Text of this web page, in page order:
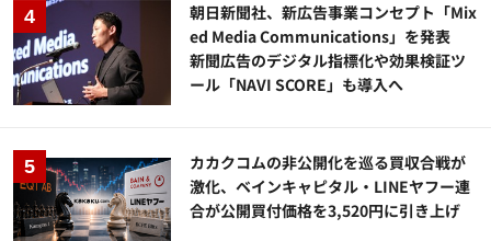
朝日新聞社、新広告事業コンセプト「Mix
ed Media Communications」を発表
新聞広告のデジタル指標化や効果検証ツ
ール「NAVI SCORE」も導入へ
カカクコムの非公開化を巡る買収合戦が
激化、ベインキャピタル・LINEヤフー連
合が公開買付価格を3,520円に引き上げ